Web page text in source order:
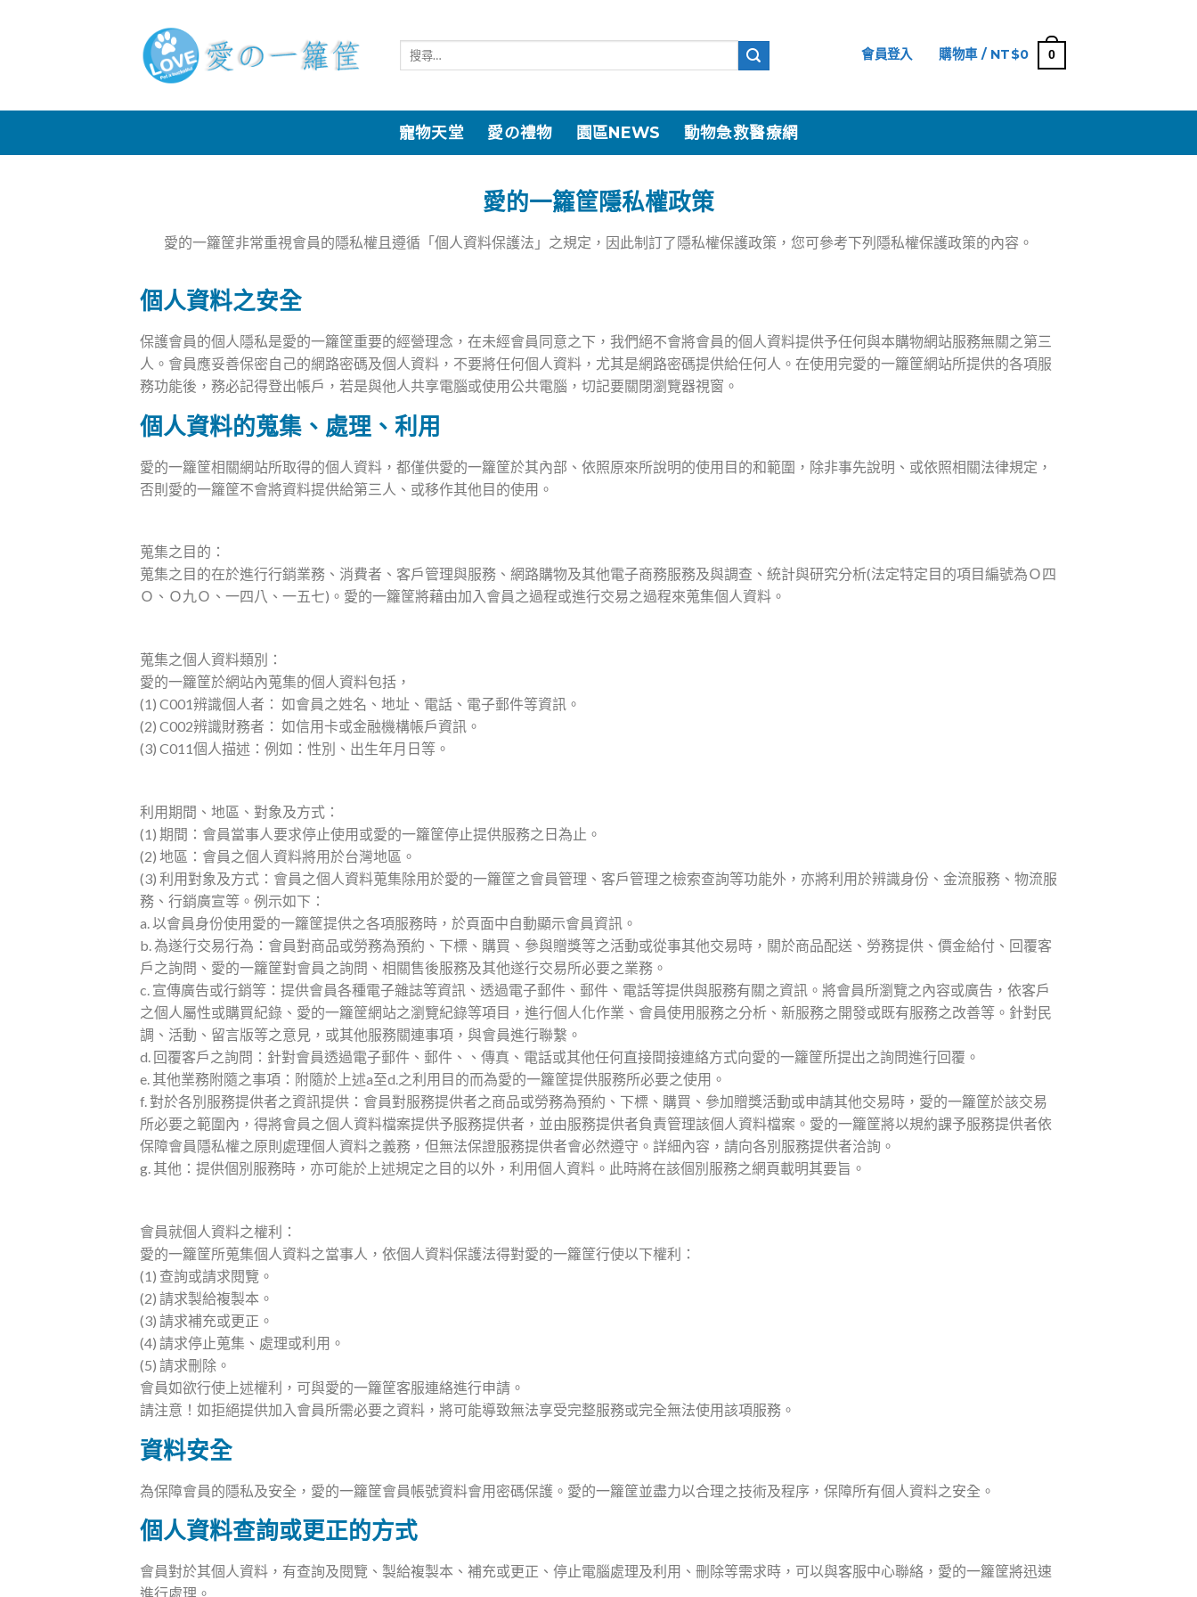
會員登入 購物車 / NT$0 0
寵物天堂 愛の禮物 園區NEWS 動物急救醫療網
愛的一籮筐隱私權政策
愛的一籮筐非常重視會員的隱私權且遵循「個人資料保護法」之規定，因此制訂了隱私權保護政策，您可參考下列隱私權保護政策的內容。
個人資料之安全
保護會員的個人隱私是愛的一籮筐重要的經營理念，在未經會員同意之下，我們絕不會將會員的個人資料提供予任何與本購物網站服務無關之第三
人。會員應妥善保密自己的網路密碼及個人資料，不要將任何個人資料，尤其是網路密碼提供給任何人。在使用完愛的一籮筐網站所提供的各項服
務功能後，務必記得登出帳戶，若是與他人共享電腦或使用公共電腦，切記要關閉瀏覽器視窗。
個人資料的蒐集、處理、利用
愛的一籮筐相關網站所取得的個人資料，都僅供愛的一籮筐於其內部、依照原來所說明的使用目的和範圍，除非事先說明、或依照相關法律規定，
否則愛的一籮筐不會將資料提供給第三人、或移作其他目的使用。
蒐集之目的：
蒐集之目的在於進行行銷業務、消費者、客戶管理與服務、網路購物及其他電子商務服務及與調查、統計與研究分析(法定特定目的項目編號為Ｏ四
Ｏ、Ｏ九Ｏ、一四八、一五七)。愛的一籮筐將藉由加入會員之過程或進行交易之過程來蒐集個人資料。
蒐集之個人資料類別：
愛的一籮筐於網站內蒐集的個人資料包括，
(1) C001辨識個人者： 如會員之姓名、地址、電話、電子郵件等資訊。
(2) C002辨識財務者： 如信用卡或金融機構帳戶資訊。
(3) C011個人描述：例如：性別、出生年月日等。
利用期間、地區、對象及方式：
(1) 期間：會員當事人要求停止使用或愛的一籮筐停止提供服務之日為止。
(2) 地區：會員之個人資料將用於台灣地區。
(3) 利用對象及方式：會員之個人資料蒐集除用於愛的一籮筐之會員管理、客戶管理之檢索查詢等功能外，亦將利用於辨識身份、金流服務、物流服
務、行銷廣宣等。例示如下：
a. 以會員身份使用愛的一籮筐提供之各項服務時，於頁面中自動顯示會員資訊。
b. 為遂行交易行為：會員對商品或勞務為預約、下標、購買、參與贈獎等之活動或從事其他交易時，關於商品配送、勞務提供、價金給付、回覆客
戶之詢問、愛的一籮筐對會員之詢問、相關售後服務及其他遂行交易所必要之業務。
c. 宣傳廣告或行銷等：提供會員各種電子雜誌等資訊、透過電子郵件、郵件、電話等提供與服務有關之資訊。將會員所瀏覽之內容或廣告，依客戶
之個人屬性或購買紀錄、愛的一籮筐網站之瀏覽紀錄等項目，進行個人化作業、會員使用服務之分析、新服務之開發或既有服務之改善等。針對民
調、活動、留言版等之意見，或其他服務關連事項，與會員進行聯繫。
d. 回覆客戶之詢問：針對會員透過電子郵件、郵件、、傳真、電話或其他任何直接間接連絡方式向愛的一籮筐所提出之詢問進行回覆。
e. 其他業務附隨之事項：附隨於上述a至d.之利用目的而為愛的一籮筐提供服務所必要之使用。
f. 對於各別服務提供者之資訊提供：會員對服務提供者之商品或勞務為預約、下標、購買、參加贈獎活動或申請其他交易時，愛的一籮筐於該交易
所必要之範圍內，得將會員之個人資料檔案提供予服務提供者，並由服務提供者負責管理該個人資料檔案。愛的一籮筐將以規約課予服務提供者依
保障會員隱私權之原則處理個人資料之義務，但無法保證服務提供者會必然遵守。詳細內容，請向各別服務提供者洽詢。
g. 其他：提供個別服務時，亦可能於上述規定之目的以外，利用個人資料。此時將在該個別服務之網頁載明其要旨。
會員就個人資料之權利：
愛的一籮筐所蒐集個人資料之當事人，依個人資料保護法得對愛的一籮筐行使以下權利：
(1) 查詢或請求閱覽。
(2) 請求製給複製本。
(3) 請求補充或更正。
(4) 請求停止蒐集、處理或利用。
(5) 請求刪除。
會員如欲行使上述權利，可與愛的一籮筐客服連絡進行申請。
請注意！如拒絕提供加入會員所需必要之資料，將可能導致無法享受完整服務或完全無法使用該項服務。
資料安全
為保障會員的隱私及安全，愛的一籮筐會員帳號資料會用密碼保護。愛的一籮筐並盡力以合理之技術及程序，保障所有個人資料之安全。
個人資料查詢或更正的方式
會員對於其個人資料，有查詢及閱覽、製給複製本、補充或更正、停止電腦處理及利用、刪除等需求時，可以與客服中心聯絡，愛的一籮筐將迅速
進行處理。